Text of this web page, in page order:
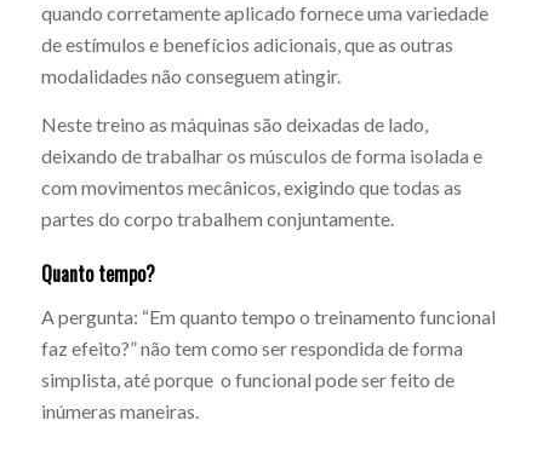
quando corretamente aplicado fornece uma variedade
de estímulos e benefícios adicionais, que as outras
modalidades não conseguem atingir.
Neste treino as máquinas são deixadas de lado,
deixando de trabalhar os músculos de forma isolada e
com movimentos mecânicos, exigindo que todas as
partes do corpo trabalhem conjuntamente.
Quanto tempo?
A pergunta: “Em quanto tempo o treinamento funcional
faz efeito?” não tem como ser respondida de forma
simplista, até porque o funcional pode ser feito de
inúmeras maneiras.